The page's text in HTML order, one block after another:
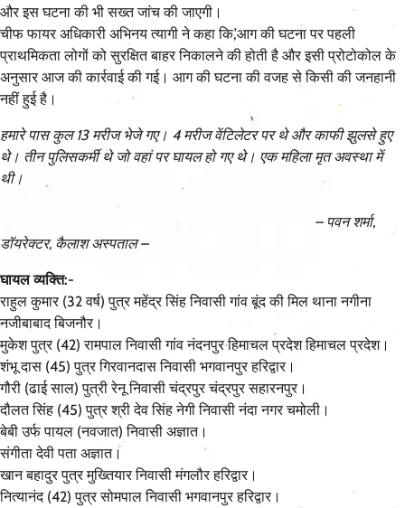
और इस घटना की भी सख्त जांच की जाएगी।
चीफ फायर अधिकारी अभिनय त्यागी ने कहा कि,’आग की घटना पर पहली
प्राथमिकता लोगों को सुरक्षित बाहर निकालने की होती है और इसी प्रोटोकोल के
अनुसार आज की कार्रवाई की गई। आग की घटना की वजह से किसी की जनहानी
नहीं हुई है।
हमारे पास कुल 13 मरीज भेजे गए। 4 मरीज वेंटिलेटर पर थे और काफी झुलसे हुए
थे। तीन पुलिसकर्मी थे जो वहां पर घायल हो गए थे। एक महिला मृत अवस्था में
थी।
– पवन शर्मा,
डॉयरेक्टर, कैलाश अस्पताल –
घायल व्यक्ति:-
राहुल कुमार (32 वर्ष) पुत्र महेंद्र सिंह निवासी गांव बूंद की मिल थाना नगीना
नजीबाबाद बिजनौर।
मुकेश पुत्र (42) रामपाल निवासी गांव नंदनपुर हिमाचल प्रदेश हिमाचल प्रदेश।
शंभू दास (45) पुत्र गिरवानदास निवासी भगवानपुर हरिद्वार।
गौरी (ढाई साल) पुत्री रेनू निवासी चंद्रपुर चंद्रपुर सहारनपुर।
दौलत सिंह (45) पुत्र श्री देव सिंह नेगी निवासी नंदा नगर चमोली।
बेबी उर्फ पायल (नवजात) निवासी अज्ञात।
संगीता देवी पता अज्ञात।
खान बहादुर पुत्र मुख्तियार निवासी मंगलौर हरिद्वार।
नित्यानंद (42) पुत्र सोमपाल निवासी भगवानपुर हरिद्वार।